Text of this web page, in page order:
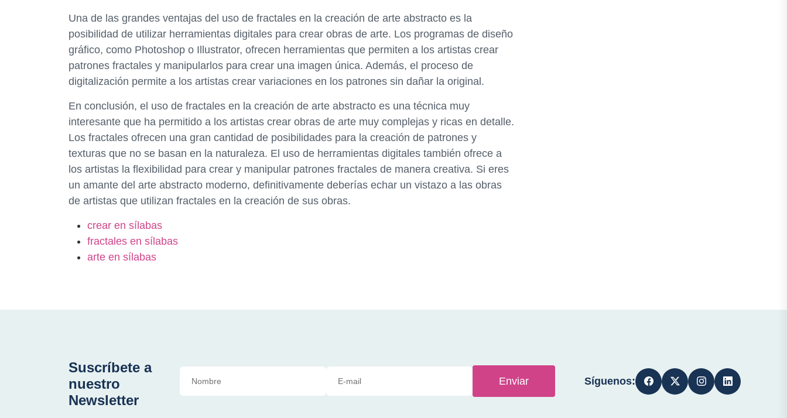
Una de las grandes ventajas del uso de fractales en la creación de arte abstracto es la
posibilidad de utilizar herramientas digitales para crear obras de arte. Los programas de diseño
gráfico, como Photoshop o Illustrator, ofrecen herramientas que permiten a los artistas crear
patrones fractales y manipularlos para crear una imagen única. Además, el proceso de
digitalización permite a los artistas crear variaciones en los patrones sin dañar la original.
En conclusión, el uso de fractales en la creación de arte abstracto es una técnica muy
interesante que ha permitido a los artistas crear obras de arte muy complejas y ricas en detalle.
Los fractales ofrecen una gran cantidad de posibilidades para la creación de patrones y
texturas que no se basan en la naturaleza. El uso de herramientas digitales también ofrece a
los artistas la flexibilidad para crear y manipular patrones fractales de manera creativa. Si eres
un amante del arte abstracto moderno, definitivamente deberías echar un vistazo a las obras
de artistas que utilizan fractales en la creación de sus obras.
crear en sílabas
fractales en sílabas
arte en sílabas
Suscríbete a
nuestro
Newsletter
Enviar Síguenos: